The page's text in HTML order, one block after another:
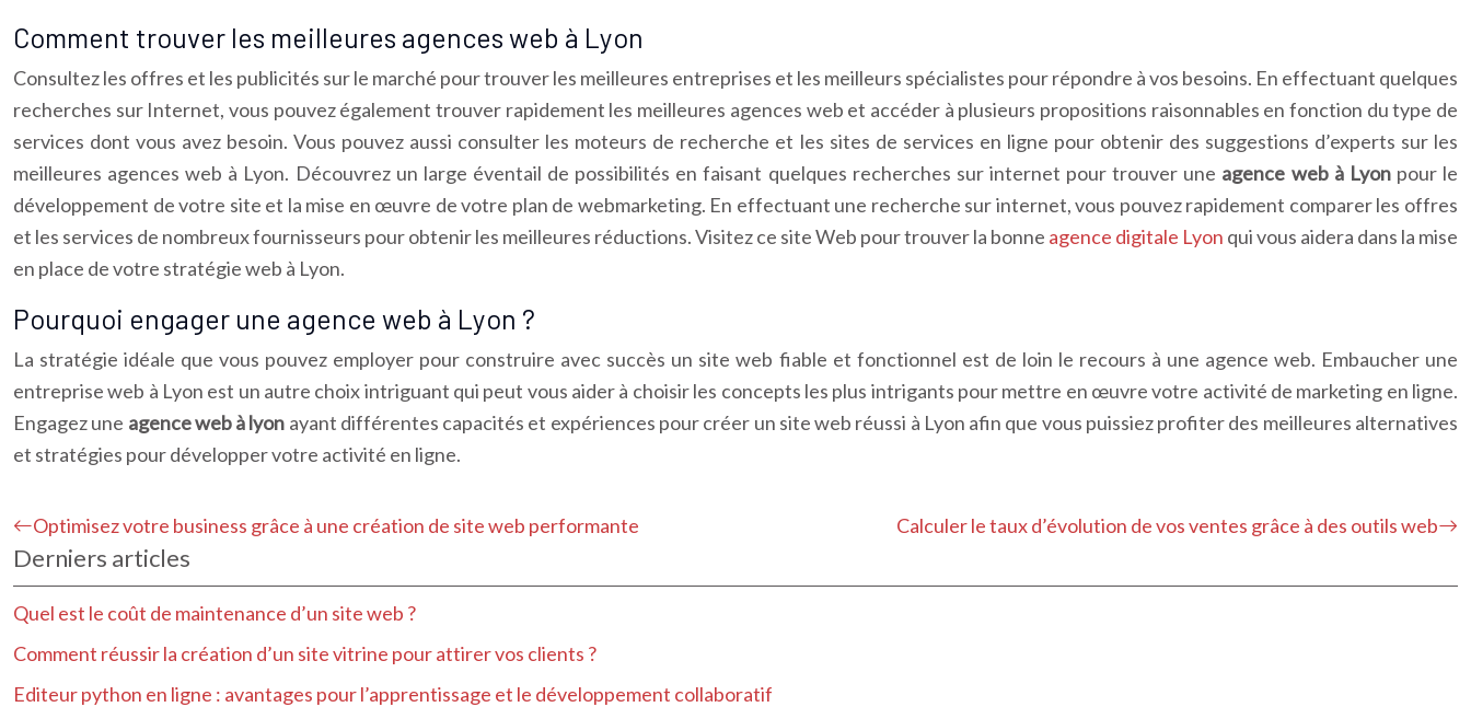
Comment trouver les meilleures agences web à Lyon
Consultez les offres et les publicités sur le marché pour trouver les meilleures entreprises et les meilleurs spécialistes pour répondre à vos besoins. En effectuant quelques
recherches sur Internet, vous pouvez également trouver rapidement les meilleures agences web et accéder à plusieurs propositions raisonnables en fonction du type de
services dont vous avez besoin. Vous pouvez aussi consulter les moteurs de recherche et les sites de services en ligne pour obtenir des suggestions d’experts sur les
meilleures agences web à Lyon. Découvrez un large éventail de possibilités en faisant quelques recherches sur internet pour trouver une agence web à Lyonpour le
développement de votre site et la mise en œuvre de votre plan de webmarketing. En effectuant une recherche sur internet, vous pouvez rapidement comparer les offres
et les services de nombreux fournisseurs pour obtenir les meilleures réductions. Visitez ce site Web pour trouver la bonne agence digitale Lyon qui vous aidera dans la mise
en place de votre stratégie web à Lyon.
Pourquoi engager une agence web à Lyon ?
La stratégie idéale que vous pouvez employer pour construire avec succès un site web fiable et fonctionnel est de loin le recours à une agence web. Embaucher une
entreprise web à Lyon est un autre choix intriguant qui peut vous aider à choisir les concepts les plus intrigants pour mettre en œuvre votre activité de marketing en ligne.
Engagez une agence web à lyon ayant différentes capacités et expériences pour créer un site web réussi à Lyon afin que vous puissiez profiter des meilleures alternatives
et stratégies pour développer votre activité en ligne.
Optimisez votre business grâce à une création de site web performante Calculer le taux d’évolution de vos ventes grâce à des outils web
Derniers articles
Quel est le coût de maintenance d’un site web ?
Comment réussir la création d’un site vitrine pour attirer vos clients ?
Editeur python en ligne : avantages pour l’apprentissage et le développement collaboratif